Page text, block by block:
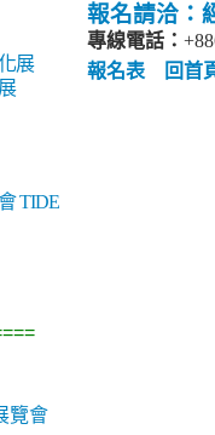
展
TIDE
覽會
報名請洽：
專線電話：
報名表
回首